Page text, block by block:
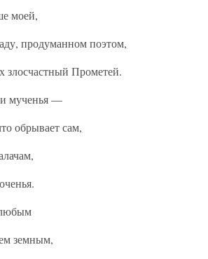
моей,
продуманном поэтом,
злосчастный Прометей.
мученья —
обрывает сам,
земным,